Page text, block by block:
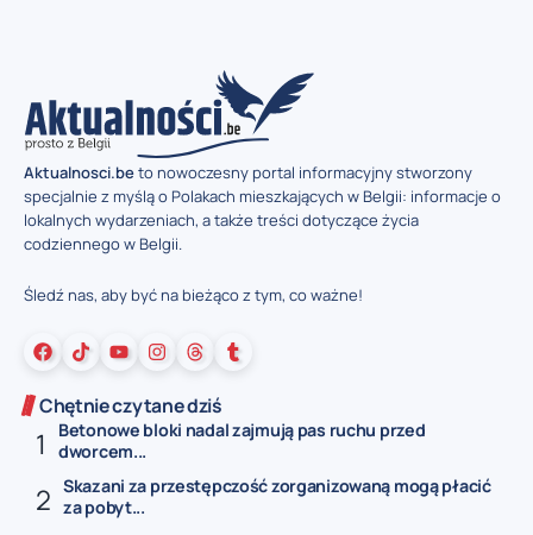
Aktualnosci.beto nowoczesny portal informacyjny stworzony
specjalnie z myślą o Polakach mieszkających w Belgii: informacje o
lokalnych wydarzeniach, a także treści dotyczące życia
codziennego w Belgii.
Śledź nas, aby być na bieżąco z tym, co ważne!
Chętnie czytane dziś
Betonowe bloki nadal zajmują pas ruchu przed
dworcem...
Skazani za przestępczość zorganizowaną mogą płacić
za pobyt...